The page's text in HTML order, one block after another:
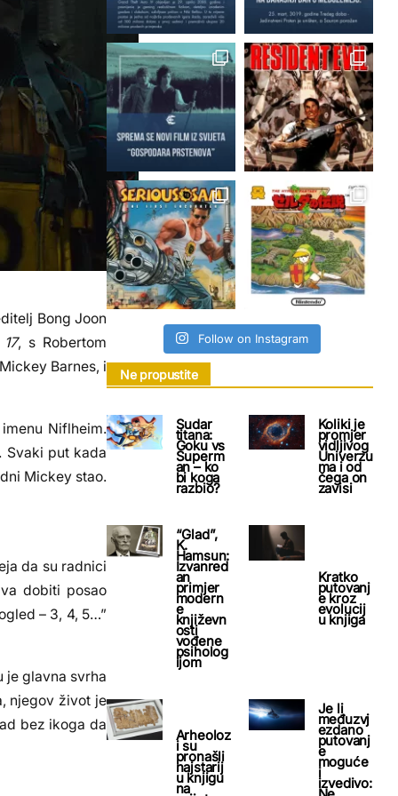
Bong Joon
, s Robertom
Barnes, i
Niflheim.
Svaki put kada
Mickey stao.
da su radnici
dobiti posao
– 3, 4, 5…”
je glavna svrha
njegov život je
bez ikoga da
Follow on Instagram
Ne propustite
Sudar
titana:
Goku vs
Superm
an – ko
bi koga
razbio?
Koliki je
promjer
vidljivog
Univerzu
ma i od
čega on
zavisi
“Glad”,
K.
Hamsun:
Izvanred
an
primjer
modern
e
književn
osti
vođene
psiholog
ijom
Kratko
putovanj
e kroz
evolucij
u knjiga
Arheoloz
i su
pronašli
najstarij
u knjigu
na
Je li
međuzvj
ezdano
putovanj
e
moguće
i
izvedivo: